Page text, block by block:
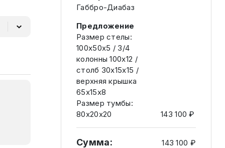
Габбро-Диабаз
Предложение
Размер стелы:
100х50х5 / 3/4
колонны 100х12 /
столб 30х15х15 /
верхняя крышка
65х15х8
Размер тумбы:
80х20х20
143 100 ₽
Сумма: 143 100 ₽